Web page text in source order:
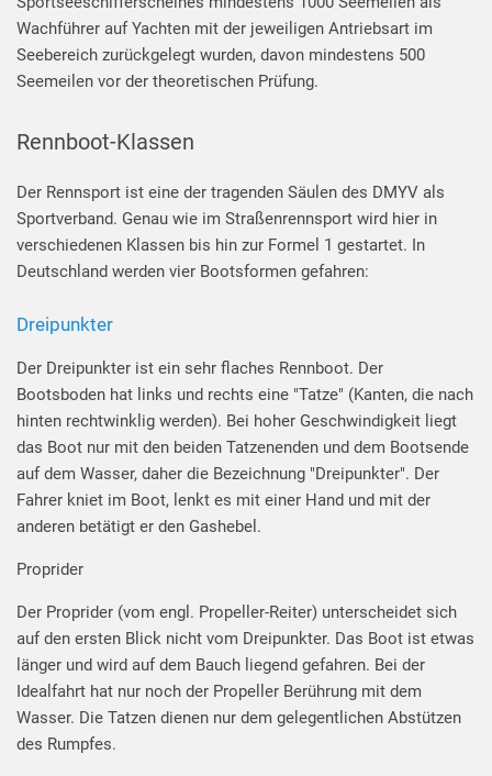
Wachführer auf Yachten mit der jeweiligen Antriebsart im
Seebereich zurückgelegt wurden, davon mindestens 500
Seemeilen vor der theoretischen Prüfung.
Rennboot-Klassen
Der Rennsport ist eine der tragenden Säulen des DMYV als
Sportverband. Genau wie im Straßenrennsport wird hier in
verschiedenen Klassen bis hin zur Formel 1 gestartet. In
Deutschland werden vier Bootsformen gefahren:
Dreipunkter
Der Dreipunkter ist ein sehr flaches Rennboot. Der
Bootsboden hat links und rechts eine "Tatze" (Kanten, die nach
hinten rechtwinklig werden). Bei hoher Geschwindigkeit liegt
das Boot nur mit den beiden Tatzenenden und dem Bootsende
auf dem Wasser, daher die Bezeichnung "Dreipunkter". Der
Fahrer kniet im Boot, lenkt es mit einer Hand und mit der
anderen betätigt er den Gashebel.
Proprider
Der Proprider (vom engl. Propeller-Reiter) unterscheidet sich
auf den ersten Blick nicht vom Dreipunkter. Das Boot ist etwas
länger und wird auf dem Bauch liegend gefahren. Bei der
Idealfahrt hat nur noch der Propeller Berührung mit dem
Wasser. Die Tatzen dienen nur dem gelegentlichen Abstützen
des Rumpfes.